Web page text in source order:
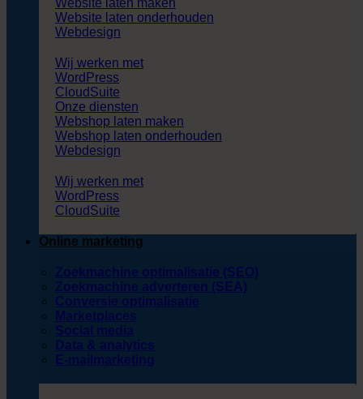
Website laten maken
Website laten onderhouden
Webdesign
Wij werken met
WordPress
CloudSuite
Onze diensten
Webshop laten maken
Webshop laten onderhouden
Webdesign
Wij werken met
WordPress
CloudSuite
Online marketing
Zoekmachine optimalisatie (SEO)
Zoekmachine adverteren (SEA)
Conversie optimalisatie
Marketplaces
Social media
Data & analytics
E-mailmarketing